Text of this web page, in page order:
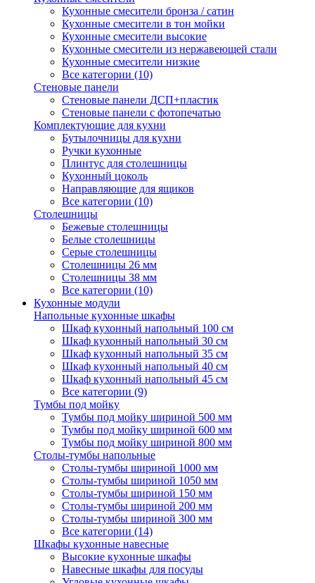
Кухонные смесители бронза / сатин
Кухонные смесители в тон мойки
Кухонные смесители высокие
Кухонные смесители из нержавеющей стали
Кухонные смесители низкие
Все категории (10)
Стеновые панели
Стеновые панели ДСП+пластик
Стеновые панели с фотопечатью
Комплектующие для кухни
Бутылочницы для кухни
Ручки кухонные
Плинтус для столешницы
Кухонный цоколь
Направляющие для ящиков
Все категории (10)
Столешницы
Бежевые столешницы
Белые столешницы
Серые столешницы
Столешницы 26 мм
Столешницы 38 мм
Все категории (10)
Кухонные модули
Напольные кухонные шкафы
Шкаф кухонный напольный 100 см
Шкаф кухонный напольный 30 см
Шкаф кухонный напольный 35 см
Шкаф кухонный напольный 40 см
Шкаф кухонный напольный 45 см
Все категории (9)
Тумбы под мойку
Тумбы под мойку шириной 500 мм
Тумбы под мойку шириной 600 мм
Тумбы под мойку шириной 800 мм
Столы-тумбы напольные
Столы-тумбы шириной 1000 мм
Столы-тумбы шириной 1050 мм
Столы-тумбы шириной 150 мм
Столы-тумбы шириной 200 мм
Столы-тумбы шириной 300 мм
Все категории (14)
Шкафы кухонные навесные
Высокие кухонные шкафы
Навесные шкафы для посуды